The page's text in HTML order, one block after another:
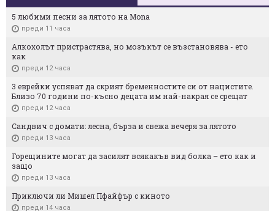
5 любими песни за лятото на Mona
преди 11 часа
Алкохолът пристрастява, но мозъкът се възстановява - ето
как
преди 12 часа
3 еврейки успяват да скрият бременностите си от нацистите.
Близо 70 години по-късно децата им най-накрая се срещат
преди 12 часа
Сандвич с домати: лесна, бърза и свежа вечеря за лятото
преди 13 часа
Горещините могат да засилят всякакъв вид болка – ето как и
защо
преди 13 часа
Приключи ли Мишел Пфайфър с киното
преди 14 часа